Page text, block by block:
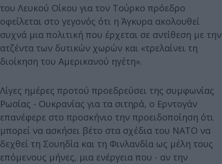
του Λευκού Οίκου για τον Τούρκο πρόεδρο
οφείλεται στο γεγονός ότι η Άγκυρα ακολουθεί
συχνά μια πολιτική που έρχεται σε αντίθεση με την
ατζέντα των δυτικών χωρών και «τρελαίνει τη
διοίκηση του Αμερικανού ηγέτη».
Λίγες ημέρες προτού προεδρεύσει της συμφωνίας
Ρωσίας - Ουκρανίας για τα σιτηρά, ο Ερντογάν
επανέφερε στο προσκήνιο την προειδοποίηση ότι
μπορεί να ασκήσει βέτο στα σχέδια του ΝΑΤΟ να
δεχθεί τη Σουηδία και τη Φινλανδία ως μέλη τους
επόμενους μήνες, μια ενέργεια που - αν την